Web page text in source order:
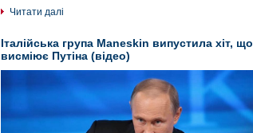
Читати далі
Італійська група Maneskin випустила хіт, що
висміює Путіна (відео)